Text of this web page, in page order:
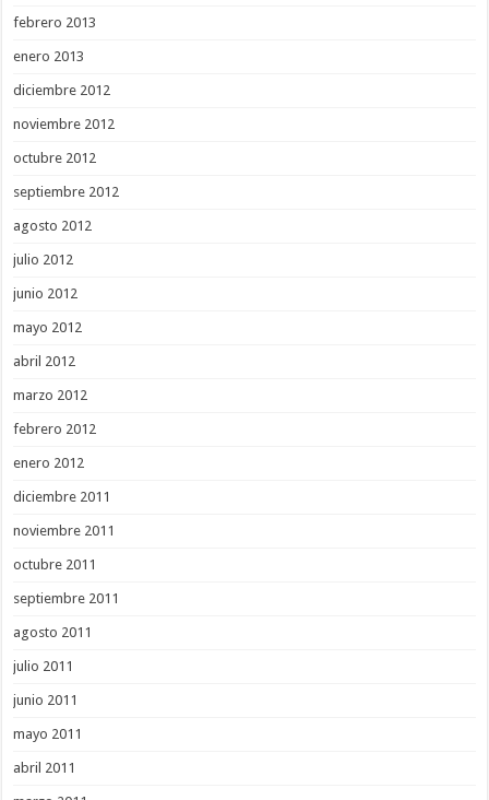
febrero 2013
enero 2013
diciembre 2012
noviembre 2012
octubre 2012
septiembre 2012
agosto 2012
julio 2012
junio 2012
mayo 2012
abril 2012
marzo 2012
febrero 2012
enero 2012
diciembre 2011
noviembre 2011
octubre 2011
septiembre 2011
agosto 2011
julio 2011
junio 2011
mayo 2011
abril 2011